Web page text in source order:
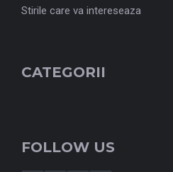
Stirile care va intereseaza
CATEGORII
FOLLOW US